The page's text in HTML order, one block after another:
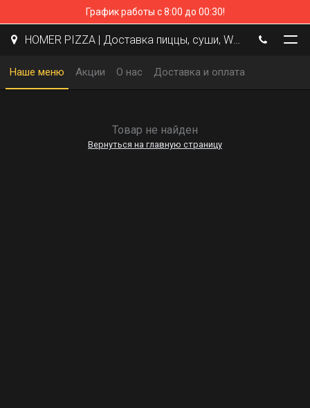
График работы с 8:00 до 00:30!
HOMER PIZZA | Доставка пиццы, суши, WOK | Курск
Наше меню Акции О нас Доставка и оплата
Товар не найден
Вернуться на главную страницу